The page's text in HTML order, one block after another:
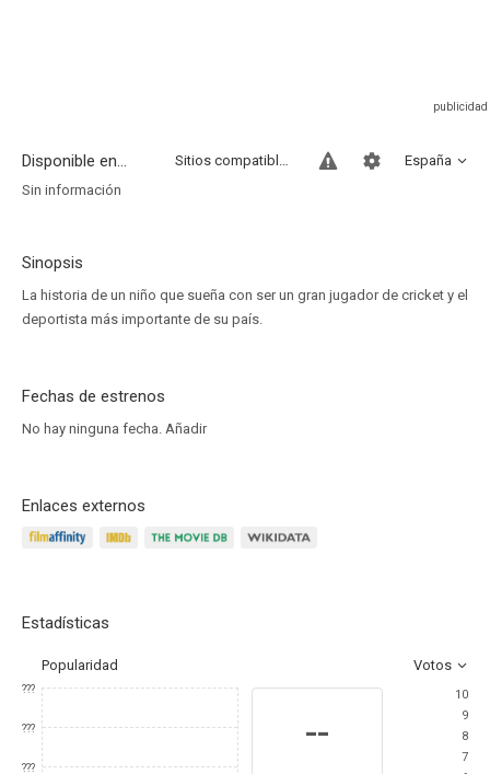
Disponible en... España
Sitios compatibles
Sin información
Sinopsis
La historia de un niño que sueña con ser un gran jugador de cricket y el
deportista más importante de su país.
Fechas de estrenos
No hay ninguna fecha. Añadir
Enlaces externos
Estadísticas
Popularidad Votos
???
???
???
--
10
9
8
7